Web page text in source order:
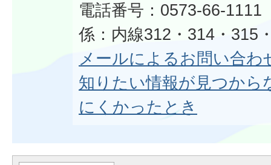
電話番号：0573-66-1111
係：内線312・314・315
メールによるお問い合わ
知りたい情報が見つから
にくかったとき